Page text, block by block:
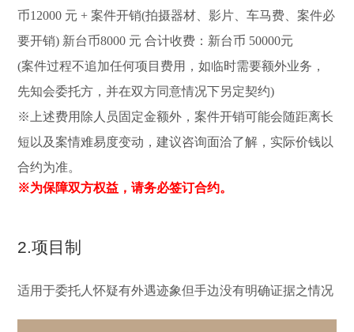
币12000 元 + 案件开销(拍摄器材、影片、车马费、案件必
要开销) 新台币8000 元 合计收费：新台币 50000元
(案件过程不追加任何项目费用，如临时需要额外业务，
先知会委托方，并在双方同意情况下另定契约)
※上述费用除人员固定金额外，案件开销可能会随距离长
短以及案情难易度变动，建议咨询面洽了解，实际价钱以
合约为准。
※为保障双方权益，请务必签订合约。
2.项目制
适用于委托人怀疑有外遇迹象但手边没有明确证据之情况